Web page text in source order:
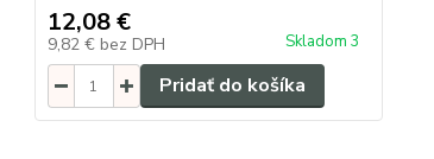
12,08 €
9,82 € bez DPH Skladom 3
Pridať do košíka